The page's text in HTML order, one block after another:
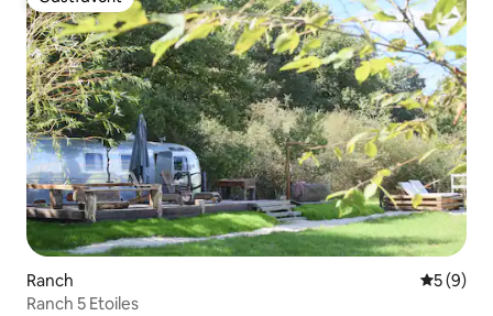
Gästfavorit
Ranch 5 av 5 i
5 (9)
Ranch 5 Etoiles